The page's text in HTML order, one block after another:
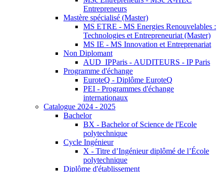
Entrepreneurs
Mastère spécialisé (Master)
MS ETRE - MS Energies Renouvelables :
Technologies et Entrepreneuriat (Master)
MS IE - MS Innovation et Entreprenariat
Non Diplomant
AUD_IPParis - AUDITEURS - IP Paris
Programme d'échange
EuroteQ - Diplôme EuroteQ
PEI - Programmes d'échange
internationaux
Catalogue 2024 - 2025
Bachelor
BX - Bachelor of Science de l'Ecole
polytechnique
Cycle Ingénieur
X - Titre d’Ingénieur diplômé de l’École
polytechnique
Diplôme d'établissement